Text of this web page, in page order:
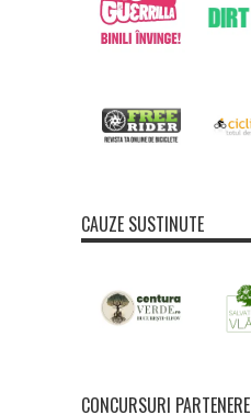
CAUZE SUSTINUTE
CONCURSURI PARTENERE